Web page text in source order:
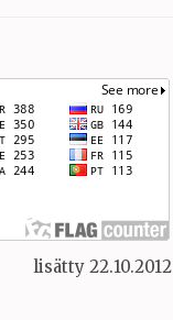
lisätty 22.10.2012